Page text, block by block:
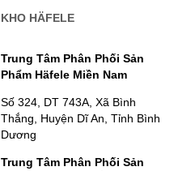
KHO HÄFELE
Trung Tâm Phân Phối Sản
Phẩm Häfele Miền Nam
Số 324, DT 743A, Xã Bình
Thắng, Huyện Dĩ An, Tỉnh Bình
Dương
Trung Tâm Phân Phối Sản